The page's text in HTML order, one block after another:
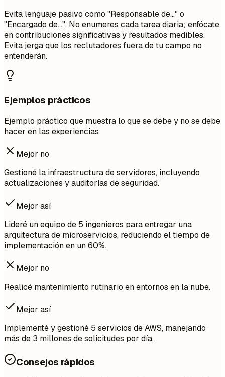
Evita lenguaje pasivo como "Responsable de..." o
"Encargado de...". No enumeres cada tarea diaria; enfócate
en contribuciones significativas y resultados medibles.
Evita jerga que los reclutadores fuera de tu campo no
entenderán.
Ejemplos prácticos
Ejemplo práctico que muestra lo que se debe y no se debe
hacer en las experiencias
Mejor no
Gestioné la infraestructura de servidores, incluyendo
actualizaciones y auditorías de seguridad.
Mejor así
Lideré un equipo de 5 ingenieros para entregar una
arquitectura de microservicios, reduciendo el tiempo de
implementación en un 60%.
Mejor no
Realicé mantenimiento rutinario en entornos en la nube.
Mejor así
Implementé y gestioné 5 servicios de AWS, manejando
más de 3 millones de solicitudes por día.
Consejos rápidos